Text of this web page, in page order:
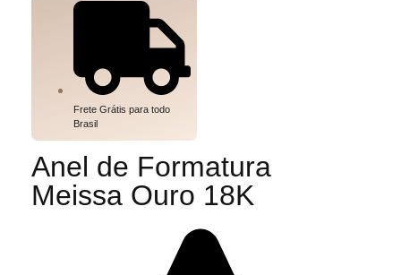
Frete Grátis para todo
Brasil
Anel de Formatura
Meissa Ouro 18K